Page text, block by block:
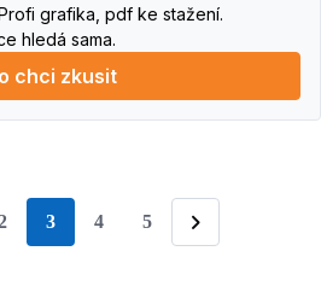
grafika, pdf ke stažení.
hledá sama.
chci zkusit
stránka
3 4 5
Následující